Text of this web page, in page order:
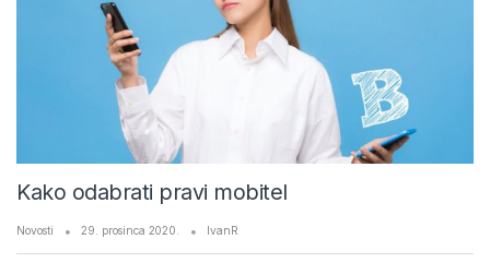
Kako odabrati pravi mobitel
Novosti 29. prosinca 2020. IvanR